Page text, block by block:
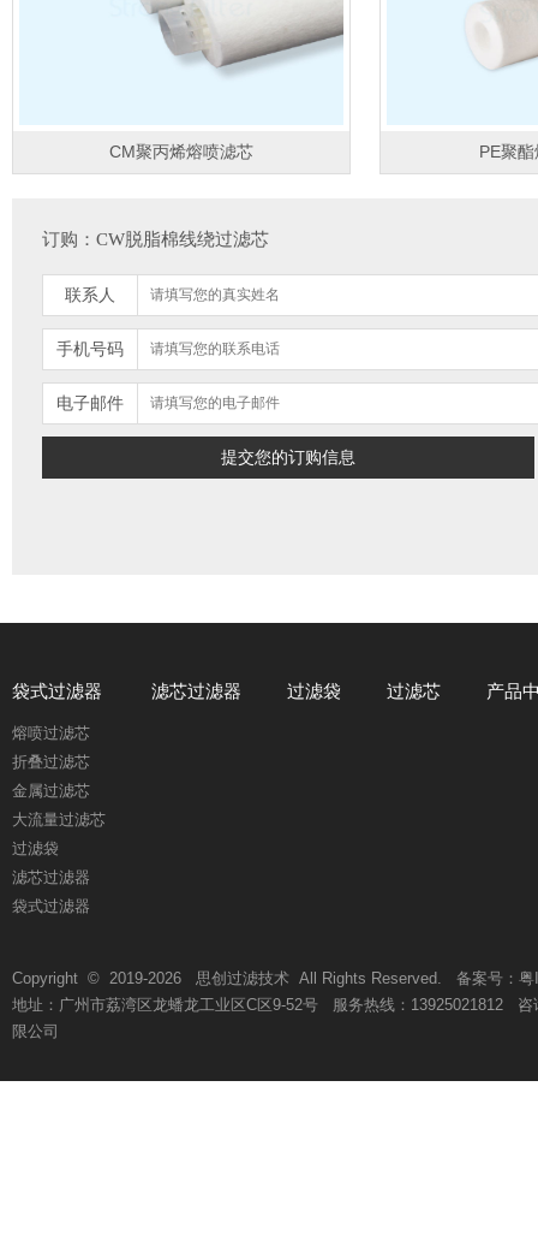
CM聚丙烯熔喷滤芯 PE聚
订购：CW脱脂棉线绕过滤芯
联系人
手机号码
电子邮件
袋式过滤器
熔喷过滤芯
折叠过滤芯
金属过滤芯
大流量过滤芯
过滤袋
滤芯过滤器
袋式过滤器
滤芯过滤器 过滤袋 过滤芯 产品
Copyright © 2019-2026 思创过滤技术 All Rights Reserved. 备案号： 粤
地址：广州市荔湾区龙蟠龙工业区C区9-52号 服务热线：13925021812
限公司